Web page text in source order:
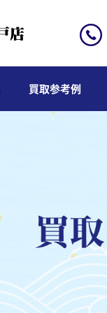
買取参考例